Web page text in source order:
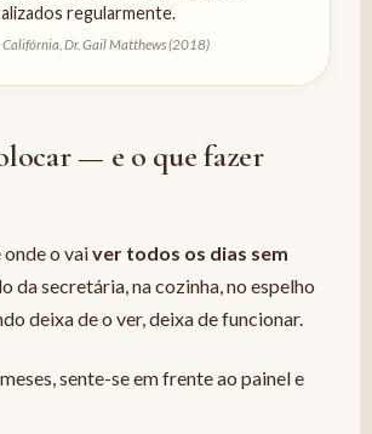
regularmente.
Califórnia, Dr. Gail Matthews (2018)
— e o que fazer
o vaiver todos os dias sem
da secretária, na cozinha, no espelho
deixa de o ver, deixa de funcionar.
sente-se em frente ao painel e